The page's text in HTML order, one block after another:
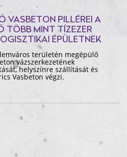
VASBETON PILLÉREI A
TÖBB MINT TÍZEZER
ÉPÜLETNEK
területén megépülő
vázszerkezetének
helyszínre szállítását és
Vasbeton végzi.